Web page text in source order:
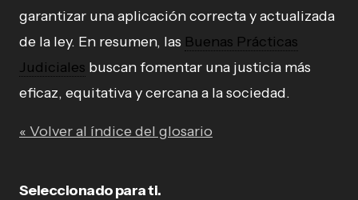
garantizar una aplicación correcta y actualizada
de la ley. En resumen, las Buenas Prácticas
Judiciales buscan fomentar una justicia más
eficaz, equitativa y cercana a la sociedad.
« Volver al índice del glosario
Seleccionado para ti.